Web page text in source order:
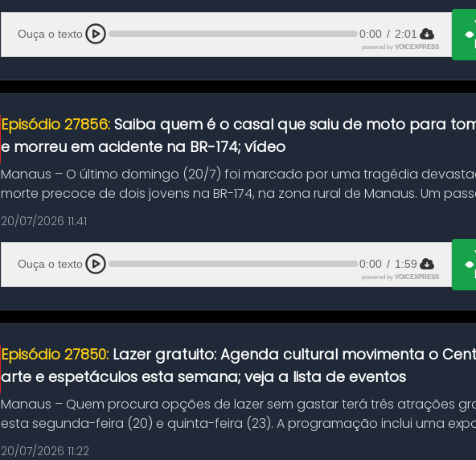
Ouça o texto 0:00 / 2:01
powered by VOICEXPRESS
Episódio 27856: Saiba quem é o casal que saiu de moto para
e morreu em acidente na BR-174; vídeo
Manaus – O último domingo (20/7) foi marcado por uma tragédia
morte precoce de dois jovens na BR-174, na zona rural de Manaus. Um
típico café regio...
20/07/2026 11:41
Ouça o texto 0:00 / 1:59
powered by VOICEXPRESS
Episódio 27850: Lazer gratuito: Agenda cultural movimenta o
arte e espetáculos esta semana; veja a lista de eventos
Manaus – Quem procura opções de lazer sem gastar terá três atrações
esta segunda-feira (20) e quinta-feira (23). A programação inclui uma
história das ...
20/07/2026 11:22